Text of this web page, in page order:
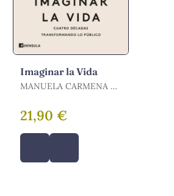
Imaginar la Vida
MANUELA CARMENA /
21,90 €